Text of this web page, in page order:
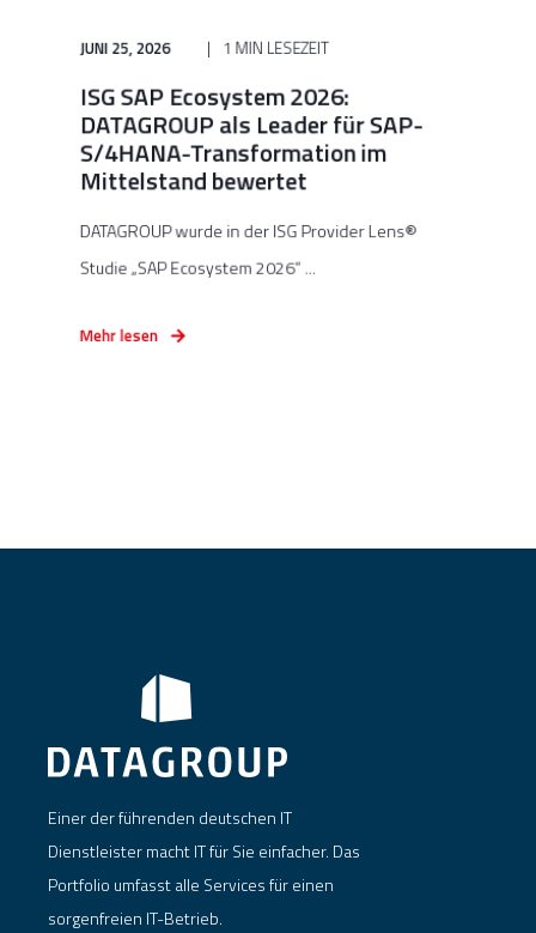
JUNI 25, 2026 1 MIN LESEZEIT
ISG SAP Ecosystem 2026:
DATAGROUP als Leader für SAP-
S/4HANA-Transformation im
Mittelstand bewertet
DATAGROUP wurde in der ISG Provider Lens®
Studie „SAP Ecosystem 2026“ ...
Mehr lesen
Einer der führenden deutschen IT
Dienstleister macht IT für Sie einfacher. Das
Portfolio umfasst alle Services für einen
sorgenfreien IT-Betrieb.